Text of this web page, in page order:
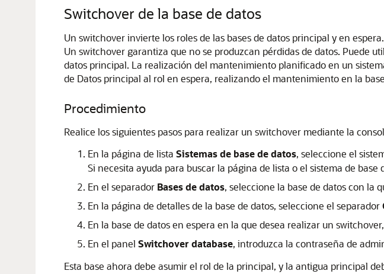
Switchover de la base de datos
Un switchover invierte los roles de las bases de datos principal y en
Un switchover garantiza que no se produzcan pérdidas de datos. Puede
datos principal. La realización del mantenimiento planificado en un
de Datos principal al rol en espera, realizando el mantenimiento en la
Procedimiento
Realice los siguientes pasos para realizar un switchover mediante la
En la página de lista Sistemas de base de datos, seleccione el
Si necesita ayuda para buscar la página de lista o el sistema de base
En el separador Bases de datos, seleccione la base de datos con la
En la página de detalles de la base de datos, seleccione el separador
En la base de datos en espera en la que desea realizar un
En el panel Switchover database, introduzca la contraseña de
Esta base ahora debe asumir el rol de la principal, y la antigua principal